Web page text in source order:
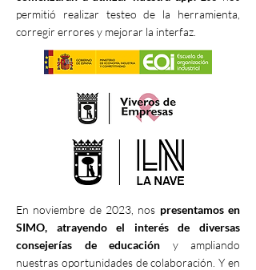
permitió realizar testeo de la herramienta,
corregir errores y mejorar la interfaz.
En noviembre de 2023, nos presentamos en
SIMO, atrayendo el interés de diversas
consejerías de educación y ampliando
nuestras oportunidades de colaboración. Y en